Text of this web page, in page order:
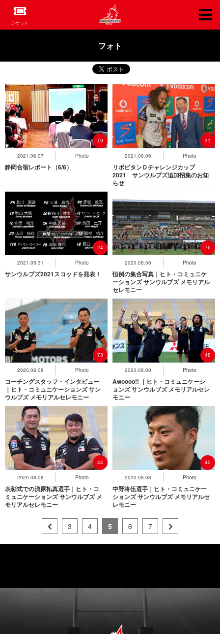
チケット
フォト
2021.06.07 Photo
19
静岡合宿レポート（6/6）
2021.06.06 Photo
31
リポビタンＤチャレンジカップ
2021 サンウルブズ追加招集のお知
らせ
2021.05.31 Photo
24
サンウルブズ2021スコッドを発表！
2020.08.08 Photo
76
恒例の集合写真｜ヒト・コミュニケ
ーションズ サンウルブズ メモリアル
セレモニー
2020.08.08 Photo
73
コーチングスタッフ・インタビュー
｜ヒト・コミュニケーションズ サン
ウルブズ メモリアルセレモニー
2020.08.08 Photo
48
Awoooo!! ｜ヒト・コミュニケーシ
ョンズ サンウルブズ メモリアルセレ
モニー
2020.08.08 Photo
44
表彰式での浅原拓真選手｜ヒト・コ
ミュニケーションズ サンウルブズ メ
モリアルセレモニー
2020.08.08 Photo
40
中野将伍選手｜ヒト・コミュニケー
ションズ サンウルブズ メモリアルセ
レモニー
3 4 5 6 7